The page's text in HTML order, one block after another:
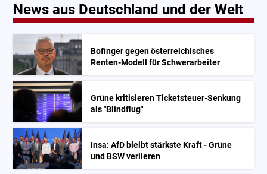
News aus Deutschland und der Welt
Bofinger gegen österreichisches
Renten-Modell für Schwerarbeiter
Grüne kritisieren Ticketsteuer-Senkung
als "Blindflug"
Insa: AfD bleibt stärkste Kraft - Grüne
und BSW verlieren